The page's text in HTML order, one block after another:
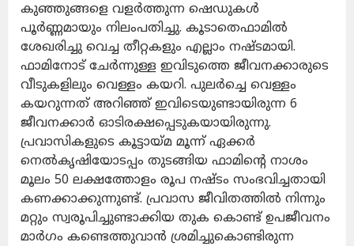
കുഞ്ഞുങ്ങളെ വളർത്തുന്ന ഷെഡുകൾ
പൂർണ്ണമായും നിലംപതിച്ചു. കൂടാതെഫാമിൽ
ശേഖരിച്ചു വെച്ച തീറ്റകളും എല്ലാം നഷ്ടമായി.
ഫാമിനോട് ചേർന്നുള്ള ഇവിടുത്തെ ജീവനക്കാരുടെ
വീടുകളിലും വെള്ളം കയറി. പുലർച്ചെ വെള്ളം
കയറുന്നത് അറിഞ്ഞ് ഇവിടെയുണ്ടായിരുന്ന 6
ജീവനക്കാർ ഓടിരക്ഷപ്പെടുകയായിരുന്നു.
പ്രവാസികളുടെ കൂട്ടായ്മ മൂന്ന് ഏക്കർ
നെൽകൃഷിയോടപ്പം തുടങ്ങിയ ഫാമിൻ്റെ നാശം
മൂലം 50 ലക്ഷത്തോളം രൂപ നഷ്ടം സംഭവിച്ചതായി
കണക്കാക്കുന്നുണ്ട്. പ്രവാസ ജീവിതത്തിൽ നിന്നും
മറ്റും സ്വരൂപിച്ചുണ്ടാക്കിയ തുക കൊണ്ട് ഉപജീവനം
മാർഗം കണ്ടെത്തുവാൻ ശ്രമിച്ചുകൊണ്ടിരുന്ന